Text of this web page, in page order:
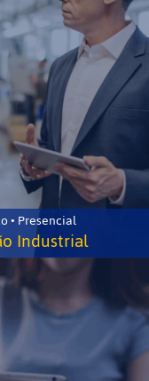
• Presencial
Industrial